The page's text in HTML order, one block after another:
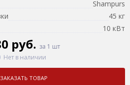
Shampurs
45 кг
10 кВт
руб. за 1 шт
Нет в наличии
ЗАКАЗАТЬ ТОВАР